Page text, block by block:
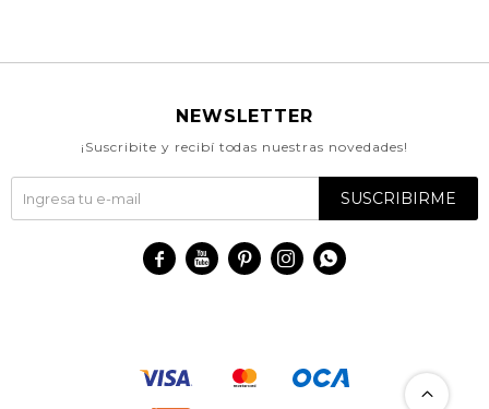
NEWSLETTER
¡Suscribite y recibí todas nuestras novedades!
SUSCRIBIRME
    